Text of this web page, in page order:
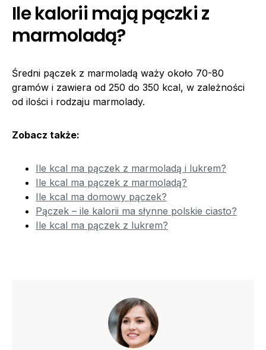
Ile kalorii mają pączki z
marmoladą?
Średni pączek z marmoladą waży około 70-80
gramów i zawiera od 250 do 350 kcal, w zależności
od ilości i rodzaju marmolady.
Zobacz także:
Ile kcal ma pączek z marmoladą i lukrem?
Ile kcal ma pączek z marmoladą?
Ile kcal ma domowy pączek?
Pączek – ile kalorii ma słynne polskie ciasto?
Ile kcal ma pączek z lukrem?